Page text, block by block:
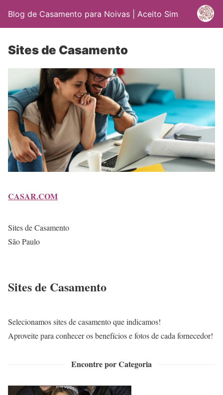
Blog de Casamento para Noivas | Aceito Sim
Sites de Casamento
CASAR.COM
Sites de Casamento
São Paulo
Sites de Casamento
Selecionamos sites de casamento que indicamos!
Aproveite para conhecer os benefícios e fotos de cada fornecedor!
Encontre por Categoria